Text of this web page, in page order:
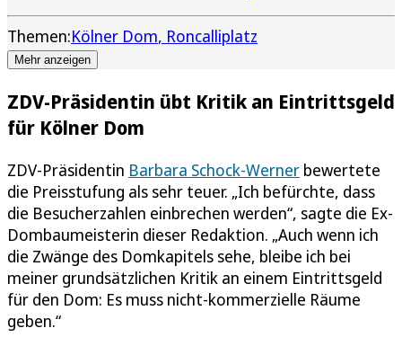
Themen:Kölner Dom Roncalliplatz
Mehr anzeigen
ZDV-Präsidentin übt Kritik an Eintrittsgeld
für Kölner Dom
ZDV-Präsidentin Barbara Schock-Werner bewertete
die Preisstufung als sehr teuer. „Ich befürchte, dass
die Besucherzahlen einbrechen werden“, sagte die Ex-
Dombaumeisterin dieser Redaktion. „Auch wenn ich
die Zwänge des Domkapitels sehe, bleibe ich bei
meiner grundsätzlichen Kritik an einem Eintrittsgeld
für den Dom: Es muss nicht-kommerzielle Räume
geben.“